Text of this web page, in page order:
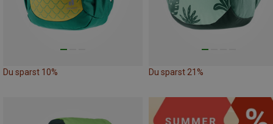
Du sparst 10% Du sparst 21%